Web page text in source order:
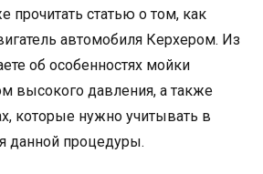
прочитать статью о том, как
автомобиля Керхером. Из
об особенностях мойки
высокого давления, а также
которые нужно учитывать в
данной процедуры.